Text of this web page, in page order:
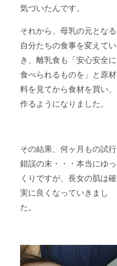
気づいたんです。
それから、母乳の元となる
自分たちの食事を変えてい
き、離乳食も「安心安全に
食べられるものを」と原材
料を見てから食材を買い、
作るようになりました。
その結果、何ヶ月もの試行
錯誤の末・・・本当にゆっ
くりですが、長女の肌は確
実に良くなっていきまし
た。